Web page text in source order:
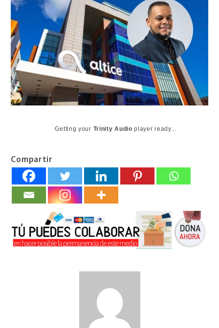
Getting your Trinity Audio player ready...
Compartir